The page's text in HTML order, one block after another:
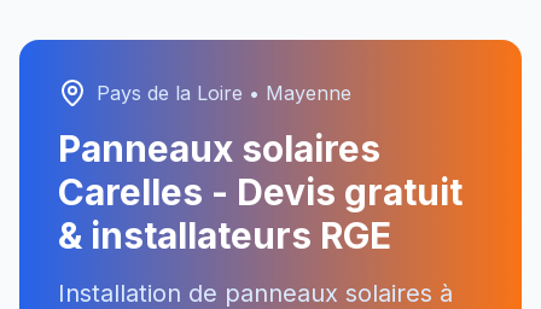
Pays de la Loire • Mayenne
Panneaux solaires
Carelles - Devis gratuit
& installateurs RGE
Installation de panneaux solaires à